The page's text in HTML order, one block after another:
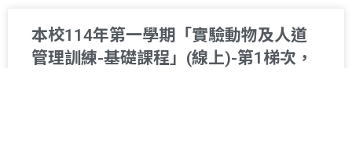
本校114年第一學期「實驗動物及人道
管理訓練-基礎課程」(線上)-第1梯次，